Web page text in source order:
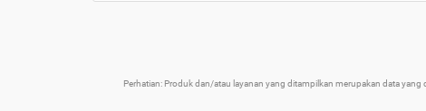
Perhatian: Produk dan/atau layanan yang ditampilkan merupakan data